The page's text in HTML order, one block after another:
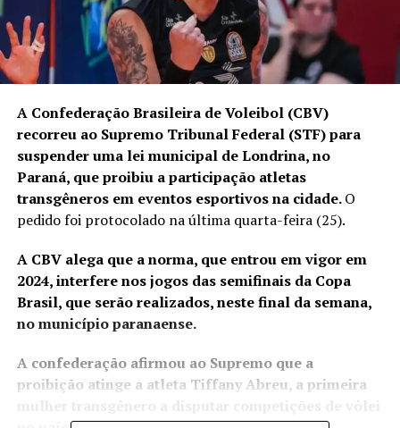
A Confederação Brasileira de Voleibol (CBV)
recorreu ao Supremo Tribunal Federal (STF) para
suspender uma lei municipal de Londrina, no
Paraná, que proibiu a participação atletas
transgêneros em eventos esportivos na cidade.O
pedido foi protocolado na última quarta-feira (25).
A CBV alega que a norma, que entrou em vigor em
2024, interfere nos jogos das semifinais da Copa
Brasil, que serão realizados, neste final da semana,
no município paranaense.
A confederação afirmou ao Supremo que a
proibição atinge a atleta Tiffany Abreu, a primeira